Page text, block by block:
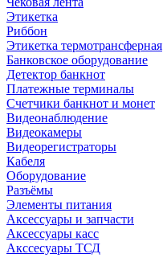
Этикетка
Риббон
Этикетка термотрансферная
Банковское оборудование
Детектор банкнот
Платежные терминалы
Счетчики банкнот и монет
Видеонаблюдение
Видеокамеры
Видеорегистраторы
Кабеля
Оборудование
Разъёмы
Элементы питания
Аксессуары и запчасти
Аксессуары касс
Акссесуары ТСД